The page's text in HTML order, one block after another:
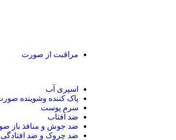
مراقبت از صورت
اسپری آب
پاک کننده وشوینده
سرم پوست
ضد آفتاب
ضد جوش و منافذ باز
ضد چروک و ضد افتادگی